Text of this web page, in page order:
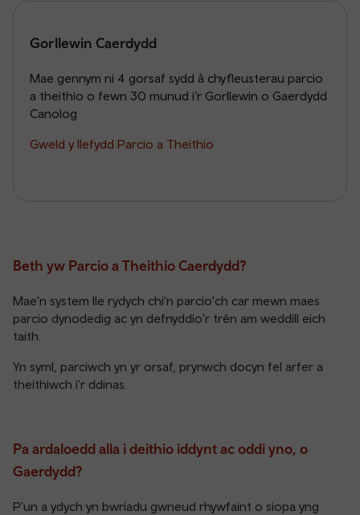
Gorllewin Caerdydd
Mae gennym ni 4 gorsaf sydd â chyfleusterau parcio
a theithio o fewn 30 munud i’r Gorllewin o Gaerdydd
Canolog
Gweld y llefydd Parcio a Theithio
Beth yw Parcio a Theithio Caerdydd?
Mae'n system lle rydych chi'n parcio'ch car mewn maes
parcio dynodedig ac yn defnyddio'r trên am weddill eich
taith.
Yn syml, parciwch yn yr orsaf, prynwch docyn fel arfer a
theithiwch i'r ddinas.
Pa ardaloedd alla i deithio iddynt ac oddi yno, o
Gaerdydd?
P'un a ydych yn bwriadu gwneud rhywfaint o siopa yng